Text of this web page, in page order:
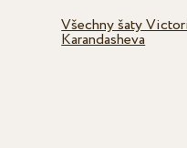
Všechny šaty
Karandasheva